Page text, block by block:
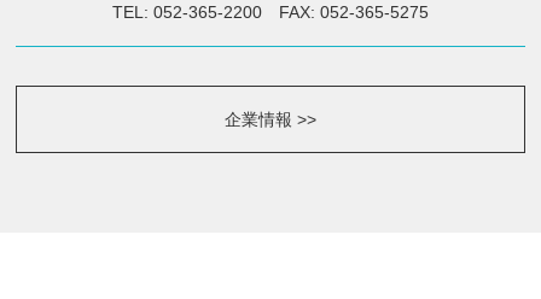
TEL: 052-365-2200 FAX: 052-365-5275
企業情報 >>